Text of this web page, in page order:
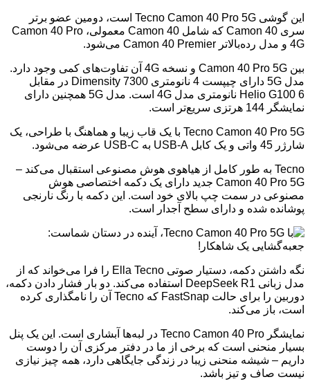
این گوشی Tecno Camon 40 Pro 5G است، دومین عضو برتر
سری Camon 40 که شامل Camon 40 معمولی، Camon 40 Pro
4G و مدل رده‌بالاتر Camon 40 Premier می‌شود.
بین Camon 40 Pro 5G و نسخه 4G آن تفاوت‌های کمی وجود دارد.
مدل 5G دارای چیپست 4 نانومتری Dimensity 7300 در مقابل
Helio G100 6 نانومتری مدل 4G است. مدل 5G همچنین دارای
نمایشگر 144 هرتزی سریع‌تر است.
Tecno Camon 40 Pro 5G با یک قاب زیبا و هماهنگ با طراحی، یک
شارژر 45 واتی و یک کابل USB-A به USB-C عرضه می‌شود.
Tecno به طور کامل از هیاهوی هوش مصنوعی استقبال می‌کند –
Camon 40 Pro 5G جدید دارای یک دکمه اختصاصی هوش
مصنوعی در سمت چپ بالای خود است. این دکمه با رنگ نارنجی
پوشانده شده و دارای سطح آجدار است.
نگه داشتن دکمه، دستیار صوتی Ella Tecno را فرا می‌خواند که از
مدل زبانی DeepSeek R1 استفاده می‌کند. دو بار فشار دادن دکمه،
دوربین را برای حالت FastSnap که Tecno آن را نامگذاری کرده
است، باز می‌کند.
نمایشگر Tecno Camon 40 Pro در لبه‌ها آبشاری است. این یک پنل
بسیار منحنی است که برخی از ما در دفتر مرکزی آن را دوست
داریم – شیشه منحنی زیبا در زندگی جایگاهی دارد، همه چیز نیازی
نیست صاف و تیز باشد.